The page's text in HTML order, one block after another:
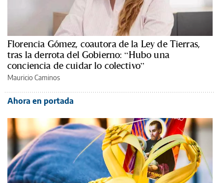
Florencia Gómez, coautora de la Ley de Tierras,
tras la derrota del Gobierno: “Hubo una
conciencia de cuidar lo colectivo”
Mauricio Caminos
Ahora en portada